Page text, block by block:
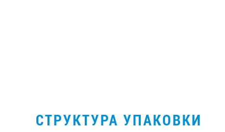
СТРУКТУРА УПАКОВКИ